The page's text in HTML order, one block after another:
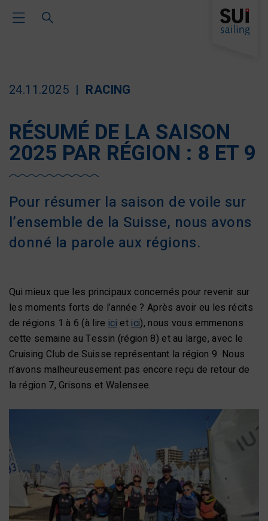
Toggle Main Navigation
24.11.2025 RACING
RÉSUMÉ DE LA SAISON
2025 PAR RÉGION : 8 ET 9
Pour résumer la saison de voile sur
l’ensemble de la Suisse, nous avons
donné la parole aux régions.
Qui mieux que les principaux concernés pour revenir sur
les moments forts de l’année ? Après avoir eu les récits
de régions 1 à 6 (à lireici etici), nous vous emmenons
cette semaine au Tessin (région 8) et au large, avec le
Cruising Club de Suisse représentant la région 9. Nous
n’avons malheureusement pas encore reçu de retour de
la région 7, Grisons et Walensee.